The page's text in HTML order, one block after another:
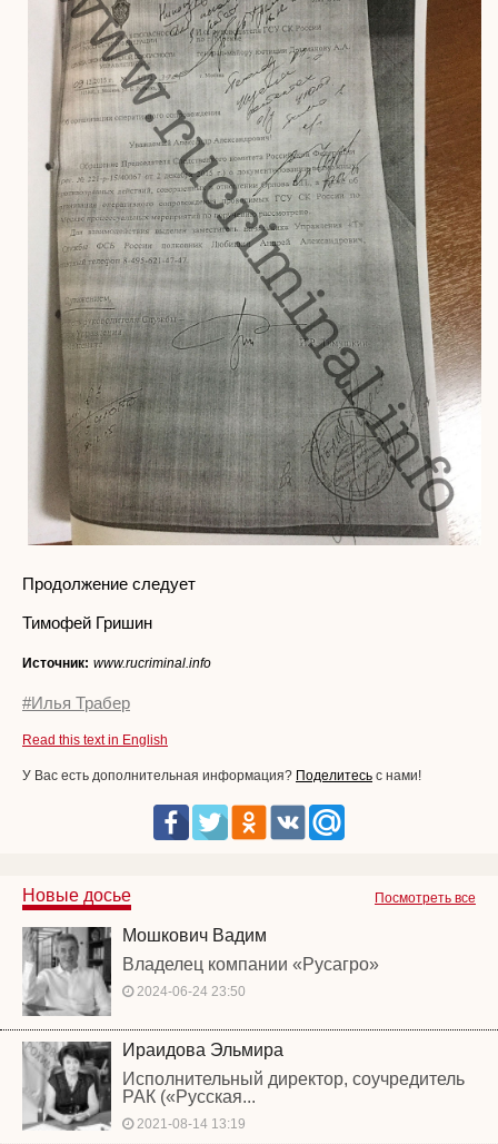
Продолжение следует
Тимофей Гришин
Источник: www.rucriminal.info
#Илья Трабер
Read this text in English
У Вас есть дополнительная информация? Поделитесь с нами!
Посмотреть все
Новые досье
Мошкович Вадим
Владелец компании «Русагро»
2024-06-24 23:50
Ираидова Эльмира
Исполнительный директор, соучредитель
РАК («Русская...
2021-08-14 13:19